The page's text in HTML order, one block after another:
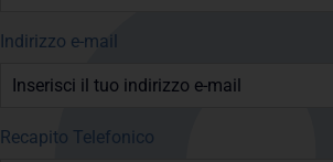
Indirizzo e-mail
Recapito Telefonico